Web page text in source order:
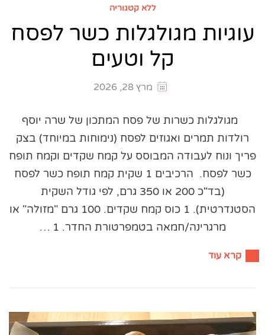
ללא קטגוריה
עוגיות מגולגלות כשר לפסח
קל וטעים
מרץ 28, 2026
מגולגלות כשרות של פסח המתכון של שרה יוסף
רולדות תמרים ואגוזים לפסח (נימוחות במיוחד) בצק
פריך ונוח לעבודה המבוסס על קמח שקדים וקמח תופח
כשר לפסח. הרכיבים 1 שקית קמח תופח כשר לפסח
(בד"כ 200 או 350 גרם, לפי גודל השקית
הסטנדרטית). 1 כוס קמח שקדים. 100 גרם "מזולה" או
מרגרינה/חמאה בטמפרטורת החדר. 1 …
קרא עוד